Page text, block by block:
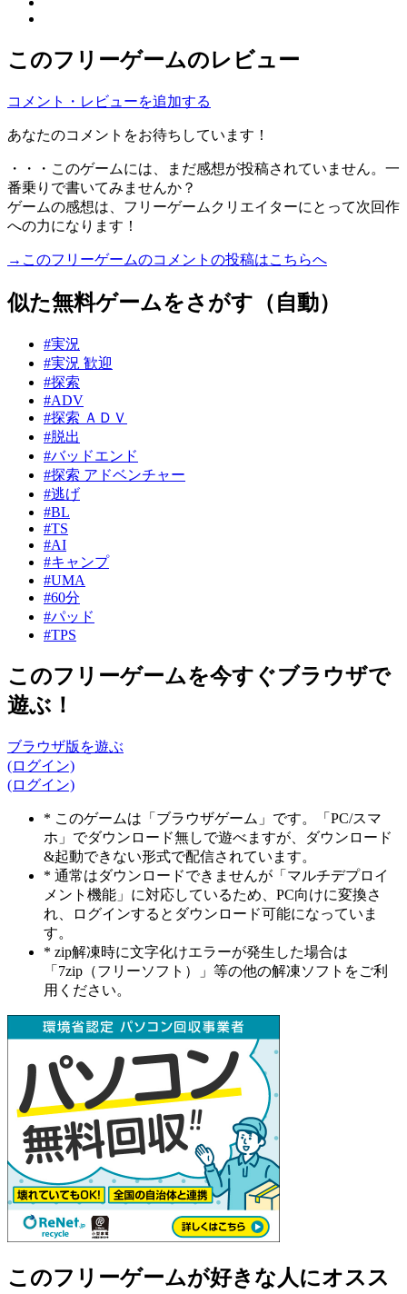
このフリーゲームのレビュー
コメント・レビューを追加する
あなたのコメントをお待ちしています！
・・・このゲームには、まだ感想が投稿されていません。一
番乗りで書いてみませんか？
ゲームの感想は、フリーゲームクリエイターにとって次回作
への力になります！
→このフリーゲームのコメントの投稿はこちらへ
似た無料ゲームをさがす（自動）
#実況
#実況 歓迎
#探索
#ADV
#探索 ＡＤＶ
#脱出
#バッドエンド
#探索 アドベンチャー
#逃げ
#BL
#TS
#AI
#キャンプ
#UMA
#60分
#パッド
#TPS
このフリーゲームを今すぐブラウザで
遊ぶ！
ブラウザ版を遊ぶ
(ログイン)
(ログイン)
* このゲームは「ブラウザゲーム」です。「PC/スマ
ホ」でダウンロード無しで遊べますが、ダウンロード
&起動できない形式で配信されています。
* 通常はダウンロードできませんが「マルチデプロイ
メント機能」に対応しているため、PC向けに変換さ
れ、ログインするとダウンロード可能になっていま
す。
* zip解凍時に文字化けエラーが発生した場合は
「7zip（フリーソフト）」等の他の解凍ソフトをご利
用ください。
このフリーゲームが好きな人にオスス